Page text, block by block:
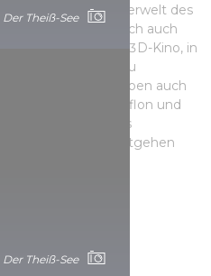
Der Theiß-See
Der Theiß-See
die Natur und die Tierwelt des
Hier befindet sich auch
Europas und ein 3D-Kino, in
von Jahreszeit zu
Im Ökozentrum leben auch
Rotfuchs, das Mufflon und
ein spannendes
Sie sich nicht entgehen